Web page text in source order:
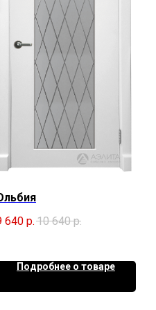
640 р. 10 640 р.
Подробнее о товаре